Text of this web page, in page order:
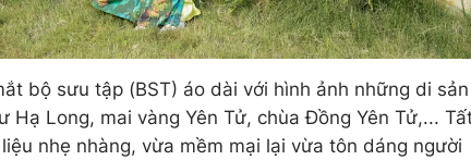
bộ sưu tập (BST) áo dài với hình ảnh những di sản
Hạ Long, mai vàng Yên Tử, chùa Đồng Yên Tử,...
nhẹ nhàng, vừa mềm mại lại vừa tôn dáng người